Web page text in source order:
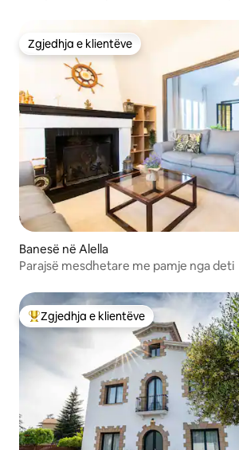
Zgjedhja e klientëve
Zgjedhja e klientëve
Banesë në Alella
Parajsë mesdhetare me pamje nga deti
Më të mirat e zgjedhjeve të klientëve
Zgjedhja e klientëve